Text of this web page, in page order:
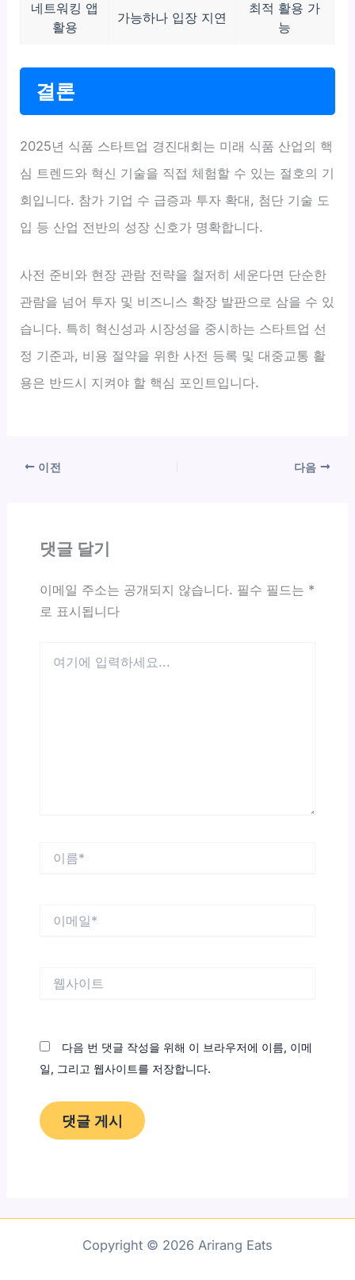
네트워킹 앱
활용
가능하나 입장 지연
최적 활용 가
능
결론
2025년 식품 스타트업 경진대회는 미래 식품 산업의 핵
심 트렌드와 혁신 기술을 직접 체험할 수 있는 절호의 기
회입니다. 참가 기업 수 급증과 투자 확대, 첨단 기술 도
입 등 산업 전반의 성장 신호가 명확합니다.
사전 준비와 현장 관람 전략을 철저히 세운다면 단순한
관람을 넘어 투자 및 비즈니스 확장 발판으로 삼을 수 있
습니다. 특히 혁신성과 시장성을 중시하는 스타트업 선
정 기준과, 비용 절약을 위한 사전 등록 및 대중교통 활
용은 반드시 지켜야 할 핵심 포인트입니다.
이전 다음
댓글 달기
이메일 주소는 공개되지 않습니다. 필수 필드는 *
로 표시됩니다
다음 번 댓글 작성을 위해 이 브라우저에 이름, 이메
일, 그리고 웹사이트를 저장합니다.
Copyright © 2026 Arirang Eats